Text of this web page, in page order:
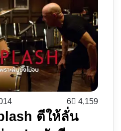
6 4,159
ตีให้ลั่น